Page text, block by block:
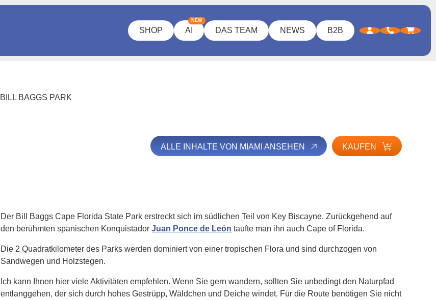
SHOP AI
NEW
DAS TEAM NEWS B2B
BILL BAGGS PARK
ALLE INHALTE VON MIAMI ANSEHEN KAUFEN
Der Bill Baggs Cape Florida State Park erstreckt sich im südlichen Teil von Key Biscayne. Zurückgehend auf
den berühmten spanischen KonquistadorJuan Ponce de León taufte man ihn auch Cape of Florida.
Die 2 Quadratkilometer des Parks werden dominiert von einer tropischen Flora und sind durchzogen von
Sandwegen und Holzstegen.
Ich kann Ihnen hier viele Aktivitäten empfehlen. Wenn Sie gern wandern, sollten Sie unbedingt den Naturpfad
entlanggehen, der sich durch hohes Gestrüpp, Wäldchen und Deiche windet. Für die Route benötigen Sie nicht